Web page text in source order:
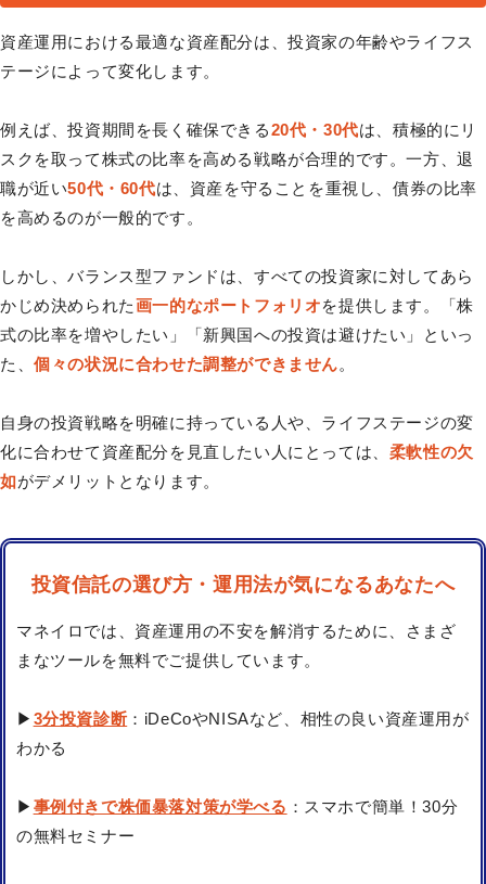
資産運用における最適な資産配分は、投資家の年齢やライフス
テージによって変化します。
例えば、投資期間を長く確保できる20代・30代は、積極的にリ
スクを取って株式の比率を高める戦略が合理的です。一方、退
職が近い50代・60代は、資産を守ることを重視し、債券の比率
を高めるのが一般的です。
しかし、バランス型ファンドは、すべての投資家に対してあら
かじめ決められた画一的なポートフォリオを提供します。「株
式の比率を増やしたい」「新興国への投資は避けたい」といっ
た、個々の状況に合わせた調整ができません。
自身の投資戦略を明確に持っている人や、ライフステージの変
化に合わせて資産配分を見直したい人にとっては、 柔軟性の欠
如がデメリットとなります。
投資信託の選び方・運用法が気になるあなたへ
マネイロでは、資産運用の不安を解消するために、さまざ
まなツールを無料でご提供しています。
▶ 3分投資診断：iDeCoやNISAなど、相性の良い資産運用が
わかる
▶ 事例付きで株価暴落対策が学べる ：スマホで簡単！30分
の無料セミナー